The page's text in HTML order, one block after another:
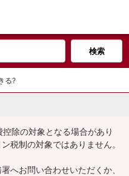
る?
除の対象となる場合があり
税制の対象ではありません。
へお問い合わせいただくか、